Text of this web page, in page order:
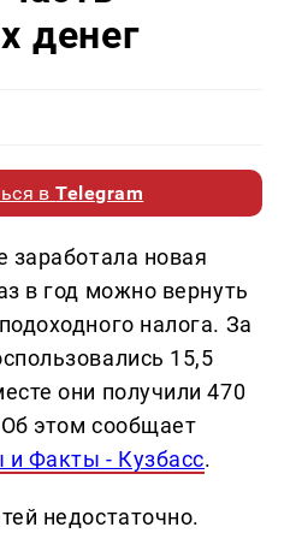
денег
вTelegram
заработала новая
в год можно вернуть
налога. За
15,5
они получили 470
этом сообщает
и Факты - Кузбасс.
недостаточно.